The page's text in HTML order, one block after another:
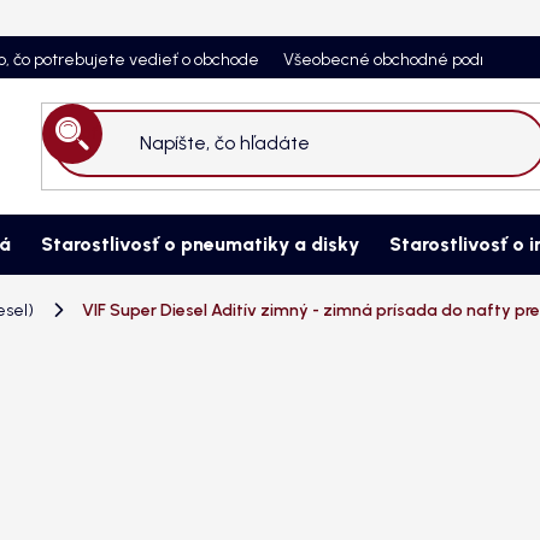
čo potrebujete vedieť o obchode Všeobecné obchodné podmienky
Hľadať
Starostlivosť o pneumatiky a disky Starostlivosť o
VIF Super Diesel Aditív zimný - zimná prísada do nafty